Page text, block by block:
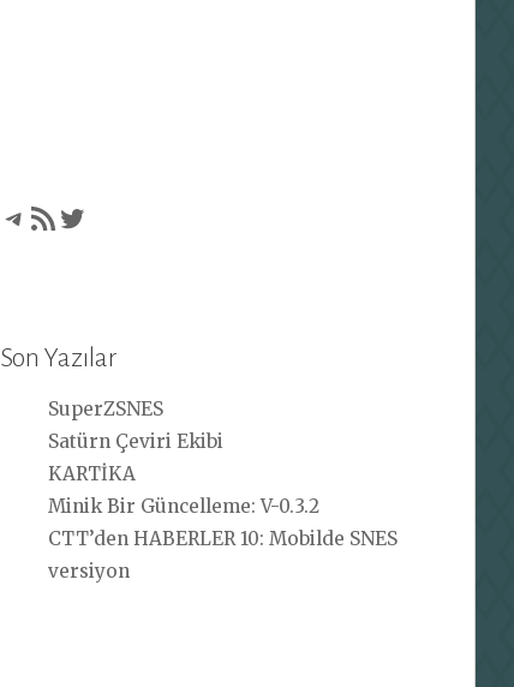
Telegram
RSS akışıTwitter
Son Yazılar
SuperZSNES
Satürn Çeviri Ekibi
KARTİKA
Minik Bir Güncelleme: V-0.3.2
CTT’den HABERLER 10: Mobilde SNES
versiyon